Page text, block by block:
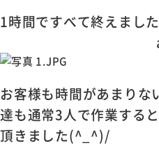
1時間ですべて終えまし
お客様も時間があまりな
達も通常3人で作業する
頂きました(^_^)/